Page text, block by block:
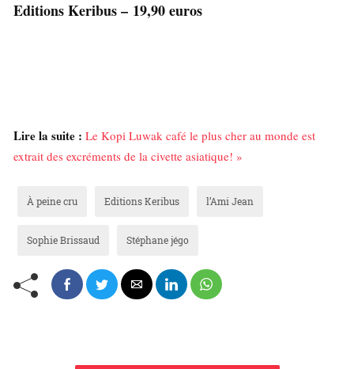
Editions Keribus – 19,90 euros
Lire la suite : Le Kopi Luwak café le plus cher au monde est
extrait des excréments de la civette asiatique! »
À peine cru Editions Keribus l’Ami Jean
Sophie Brissaud Stéphane jégo